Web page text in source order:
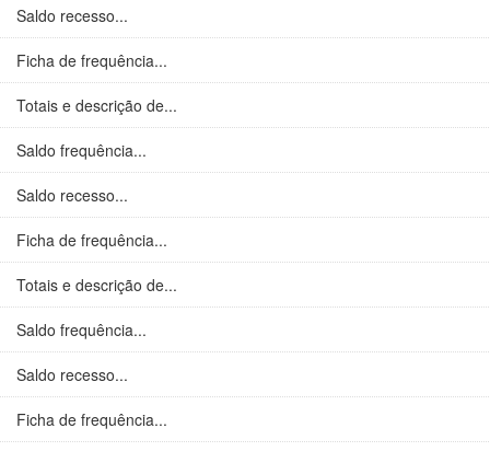
Saldo recesso...
Ficha de frequência...
Totais e descrição de...
Saldo frequência...
Saldo recesso...
Ficha de frequência...
Totais e descrição de...
Saldo frequência...
Saldo recesso...
Ficha de frequência...